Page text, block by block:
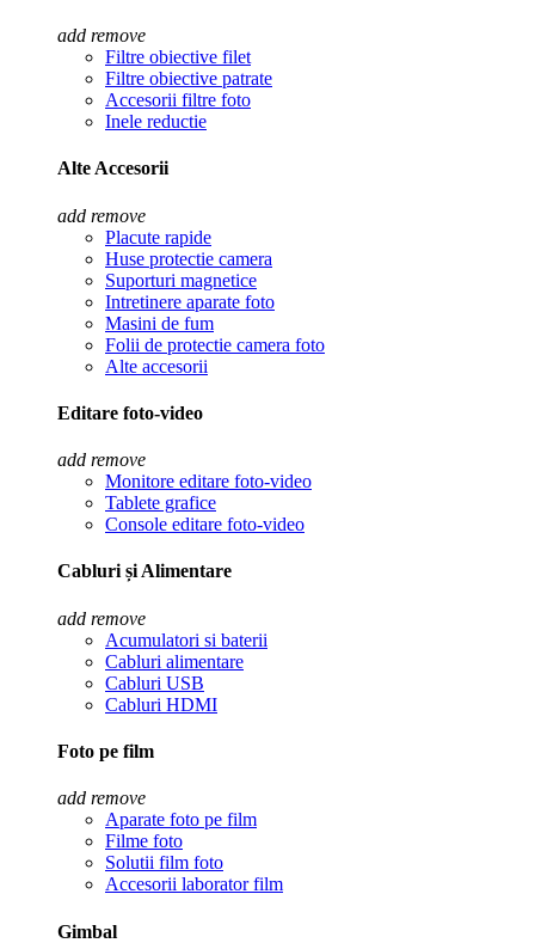
add remove
Filtre obiective filet
Filtre obiective patrate
Accesorii filtre foto
Inele reductie
Alte Accesorii
add remove
Placute rapide
Huse protectie camera
Suporturi magnetice
Intretinere aparate foto
Masini de fum
Folii de protectie camera foto
Alte accesorii
Editare foto-video
add remove
Monitore editare foto-video
Tablete grafice
Console editare foto-video
Cabluri și Alimentare
add remove
Acumulatori si baterii
Cabluri alimentare
Cabluri USB
Cabluri HDMI
Foto pe film
add remove
Aparate foto pe film
Filme foto
Solutii film foto
Accesorii laborator film
Gimbal